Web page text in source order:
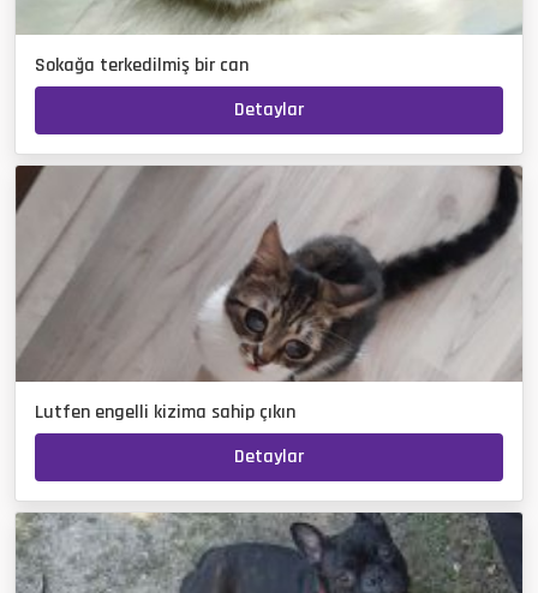
Sokağa terkedilmiş bir can
Detaylar
Lutfen engelli kizima sahip çıkın
Detaylar